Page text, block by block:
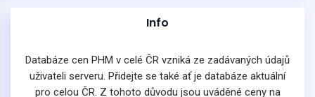
Info
Databáze cen PHM v celé ČR vzniká ze zadávaných údajů
uživateli serveru. Přidejte se také ať je databáze aktuální
pro celou ČR. Z tohoto důvodu jsou uváděné ceny na